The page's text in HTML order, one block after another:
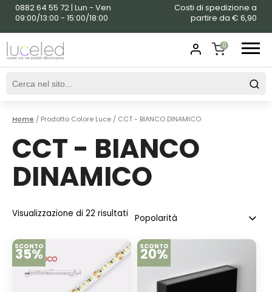
0882 64 55 72 | Lun - Ven
09:00/13:00 - 15:00/18:00
Costi di spedizione a
partire da € 6,90
0
SHOPPING
Home / Prodotto Colore Luce / CCT - BIANCO DINAMICO
CCT - BIANCO
DINAMICO
Visualizzazione di 22 risultati
SCONTO
35% SCONTO
20%